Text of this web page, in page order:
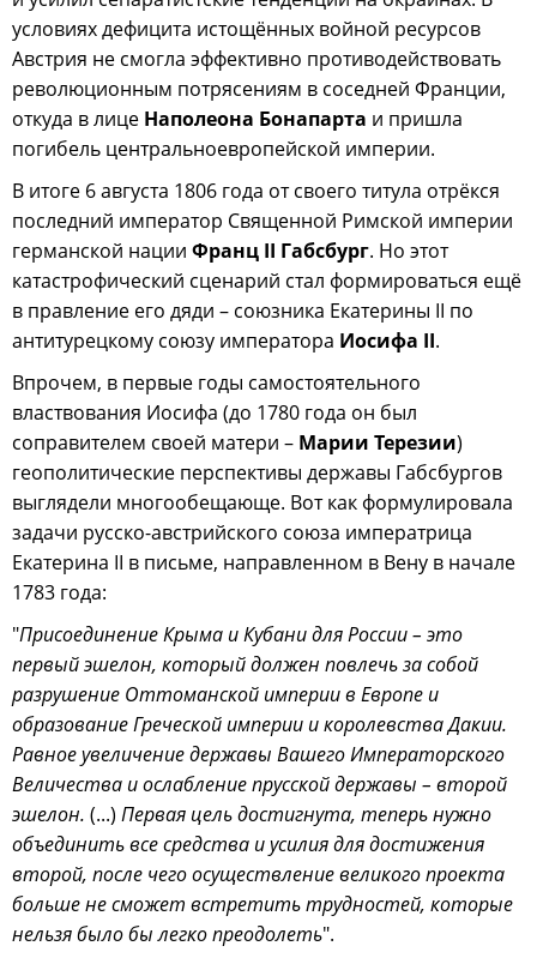
условиях дефицита истощённых войной ресурсов
Австрия не смогла эффективно противодействовать
революционным потрясениям в соседней Франции,
откуда в лице Наполеона Бонапарта и пришла
погибель центральноевропейской империи.
В итоге 6 августа 1806 года от своего титула отрёкся
последний император Священной Римской империи
германской нации Франц II Габсбург. Но этот
катастрофический сценарий стал формироваться ещё
в правление его дяди – союзника Екатерины II по
антитурецкому союзу императора Иосифа II.
Впрочем, в первые годы самостоятельного
властвования Иосифа (до 1780 года он был
соправителем своей матери – Марии Терезии)
геополитические перспективы державы Габсбургов
выглядели многообещающе. Вот как формулировала
задачи русско-австрийского союза императрица
Екатерина II в письме, направленном в Вену в начале
1783 года:
"Присоединение Крыма и Кубани для России – это
первый эшелон, который должен повлечь за собой
разрушение Оттоманской империи в Европе и
образование Греческой империи и королевства Дакии.
Равное увеличение державы Вашего Императорского
Величества и ослабление прусской державы – второй
эшелон. (...) Первая цель достигнута, теперь нужно
объединить все средства и усилия для достижения
второй, после чего осуществление великого проекта
больше не сможет встретить трудностей, которые
нельзя было бы легко преодолеть".